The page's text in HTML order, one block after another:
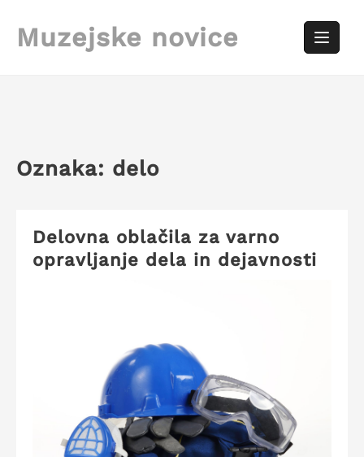
content
Muzejske novice
Oznaka: delo
Delovna oblačila za varno
opravljanje dela in dejavnosti